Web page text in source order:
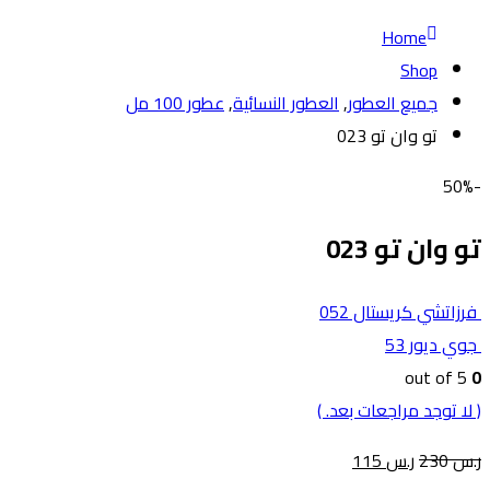
Home
Shop
جميع العطور,العطور النسائية,عطور 100 مل
تو وان تو 023
-50%
تو وان تو 023
فرزاتشي كريستال 052
جوي ديور 53
0
( لا توجد مراجعات بعد. )
ر.س230 ر.س115